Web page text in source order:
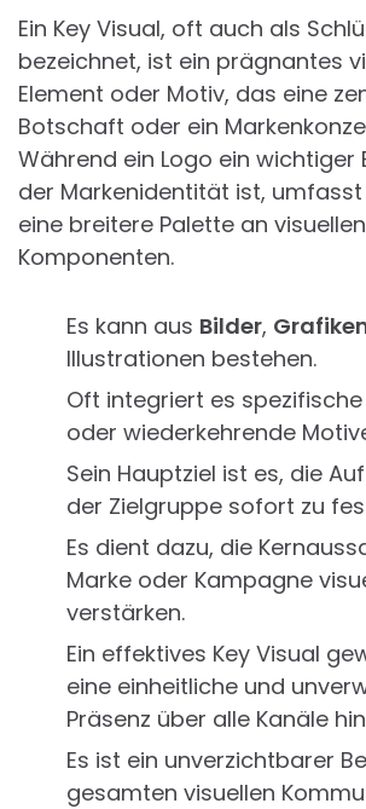
Ein Key Visual, oft auch als
bezeichnet, ist ein prägnantes
Element oder Motiv, das eine
Botschaft oder ein
Während ein Logo ein wichtiger
der Markenidentität ist, umfasst
eine breitere Palette an visuellen
Komponenten.
Es kann aus Bilder,
Illustrationen bestehen.
Oft integriert es spezifische
oder wiederkehrende
Sein Hauptziel ist es, die
der Zielgruppe sofort zu
Es dient dazu, die
Marke oder Kampagne
verstärken.
Ein effektives Key Visual
eine einheitliche und
Präsenz über alle Kanäle
Es ist ein unverzichtbarer
gesamten visuellen